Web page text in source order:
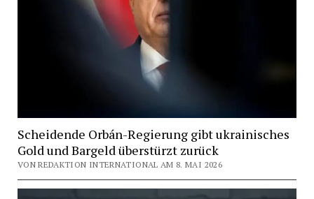
Scheidende Orbán-Regierung gibt ukrainisches
Gold und Bargeld überstürzt zurück
VON REDAKTION INTERNATIONAL AM 8. MAI 2026